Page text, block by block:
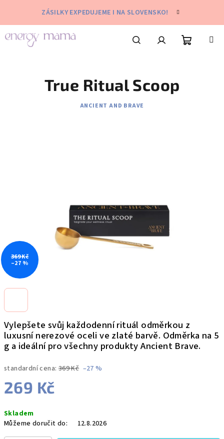
obsah
ZÁSILKY EXPEDUJEME I NA SLOVENSKO!
Vylepšete svůj každodenní rituál odměrkou z
luxusní nerezové oceli ve zlaté barvě. Odměrka na 5
g a ideální pro všechny produkty Ancient Brave.
standardní cena: 369 Kč –27 %
269 Kč
cena:
Skladem
Můžeme doručit do:
12.8.2026
True Ritual Scoop
ANCIENT AND BRAVE
369 Kč
–27 %